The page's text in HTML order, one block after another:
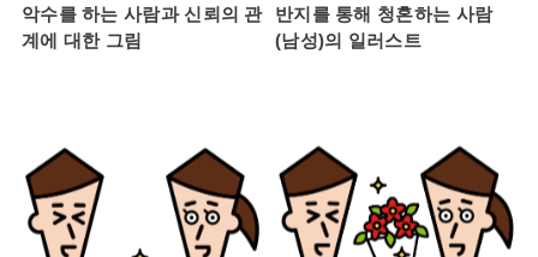
악수를 하는 사람과 신뢰의 관
계에 대한 그림
반지를 통해 청혼하는 사람
(남성)의 일러스트